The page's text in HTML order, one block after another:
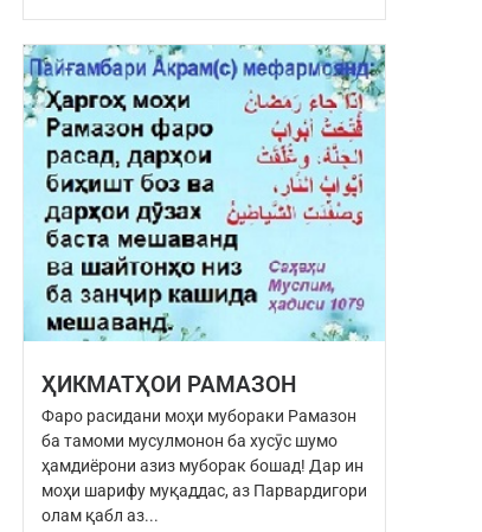
ҲИКМАТҲОИ РАМАЗОН
Фаро расидани моҳи мубораки Рамазон
ба тамоми мусулмонон ба хусӯс шумо
ҳамдиёрони азиз муборак бошад! Дар ин
моҳи шарифу муқаддас, аз Парвардигори
олам қабл аз...